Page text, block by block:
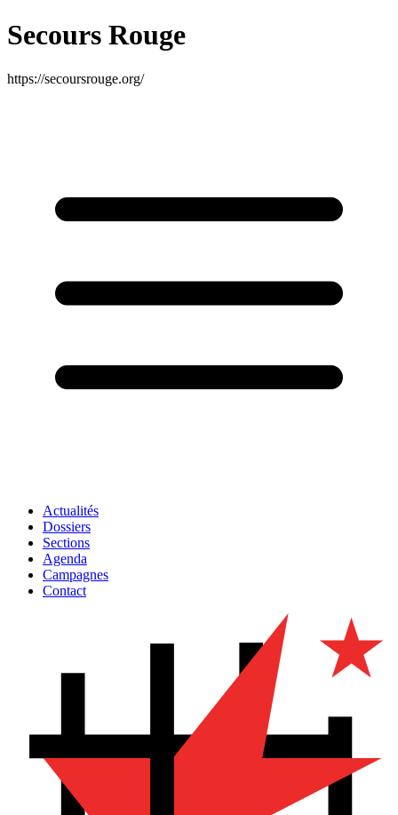
Secours Rouge
https://secoursrouge.org/
Actualités
Dossiers
Sections
Agenda
Campagnes
Contact